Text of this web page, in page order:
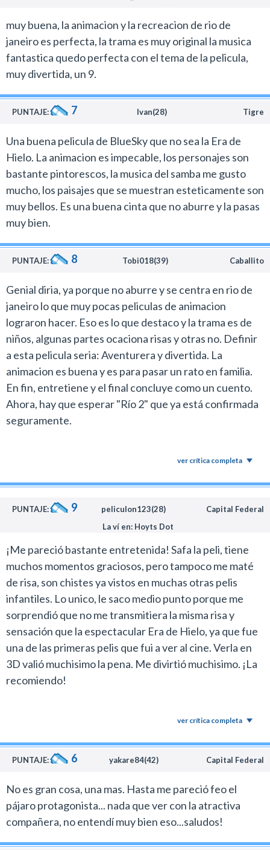
cerros que es fabuloso.
Por supuesto que Río, como todas las ciudades del
mundo, tiene su lado oscuro y peligroso que también
podés ver retratado en filmes como Tropa de Elite.
Al ser un film familiar Saldanha capturó los aspectos
más positivos del lugar, que no deja de ser una muestra
Otra particularidad de esta producción es que la
historia incluye muy buenos musicales, que era algo
que no tenía la trilogía de La era de hielo. Las canciones
son divertidas y retratan el espíritu de la samba y la
Bossa nova.
Río es un muy buen film animado que entretiene con
sus personajes y puede ser disfrutada tanto por chicos
como adultos.
muy buena, la animacion y la recreacion de rio de
janeiro es perfecta, la trama es muy original la musica
fantastica quedo perfecta con el tema de la pelicula,
muy divertida, un 9.
PUNTAJE: 7 Ivan(28) Tigre
Una buena pelicula de BlueSky que no sea la Era de
Hielo. La animacion es impecable, los personajes son
bastante pintorescos, la musica del samba me gusto
mucho, los paisajes que se muestran esteticamente son
muy bellos. Es una buena cinta que no aburre y la pasas
muy bien.
PUNTAJE: 8 Tobi018(39) Caballito
Genial diria, ya porque no aburre y se centra en rio de
janeiro lo que muy pocas peliculas de animacion
lograron hacer. Eso es lo que destaco y la trama es de
niños, algunas partes ocaciona risas y otras no. Definir
a esta pelicula seria: Aventurera y divertida. La
animacion es buena y es para pasar un rato en familia.
En fin, entretiene y el final concluye como un cuento.
Ahora, hay que esperar "Río 2" que ya está confirmada
seguramente.
ver crítica completa
PUNTAJE: 9 peliculon123(28)
Capital Federal
La ví en: Hoyts Dot
¡Me pareció bastante entretenida! Safa la peli, tiene
muchos momentos graciosos, pero tampoco me maté
de risa, son chistes ya vistos en muchas otras pelis
infantiles. Lo unico, le saco medio punto porque me
sorprendió que no me transmitiera la misma risa y
sensación que la espectacular Era de Hielo, ya que fue
una de las primeras pelis que fui a ver al cine. Verla en
3D valió muchisimo la pena. Me divirtió muchisimo. ¡La
recomiendo!
ver crítica completa
PUNTAJE: 6 yakare84(42) Capital Federal
No es gran cosa, una mas. Hasta me pareció feo el
pájaro protagonista... nada que ver con la atractiva
compañera, no entendí muy bien eso...saludos!